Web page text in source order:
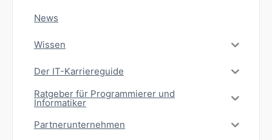
News
Wissen
Der IT-Karriereguide
Ratgeber für Programmierer und
Informatiker
Partnerunternehmen